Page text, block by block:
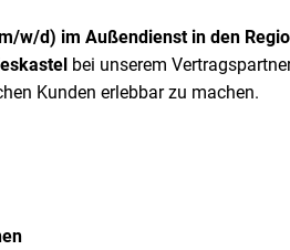
w/d) im Außendienst in den
bei unserem
Kunden erlebbar zu machen.